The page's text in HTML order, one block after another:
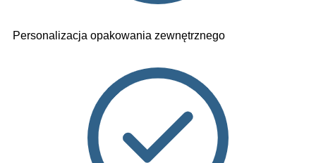
Personalizacja opakowania zewnętrznego